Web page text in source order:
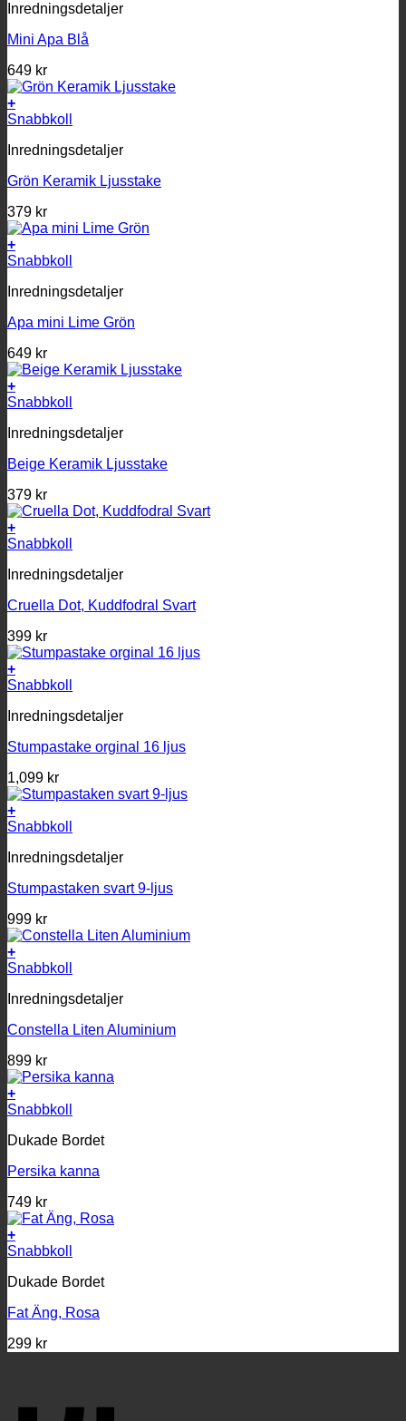
Inredningsdetaljer
Mini Apa Blå
649 kr
+
Snabbkoll
Inredningsdetaljer
Grön Keramik Ljusstake
379 kr
+
Snabbkoll
Inredningsdetaljer
Apa mini Lime Grön
649 kr
+
Snabbkoll
Inredningsdetaljer
Beige Keramik Ljusstake
379 kr
+
Snabbkoll
Inredningsdetaljer
Cruella Dot, Kuddfodral Svart
399 kr
+
Snabbkoll
Inredningsdetaljer
Stumpastake orginal 16 ljus
1,099 kr
+
Snabbkoll
Inredningsdetaljer
Stumpastaken svart 9-ljus
999 kr
+
Snabbkoll
Inredningsdetaljer
Constella Liten Aluminium
899 kr
+
Snabbkoll
Dukade Bordet
Persika kanna
749 kr
+
Snabbkoll
Dukade Bordet
Fat Äng, Rosa
299 kr